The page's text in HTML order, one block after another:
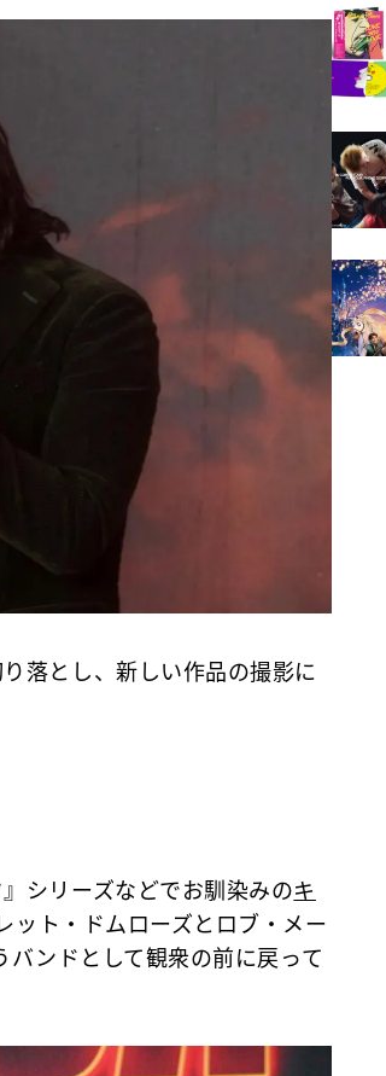
落とし、新しい作品の撮影に
シリーズなどでお馴染みのキ
ット・ドムローズとロブ・メー
ンドとして観衆の前に戻って